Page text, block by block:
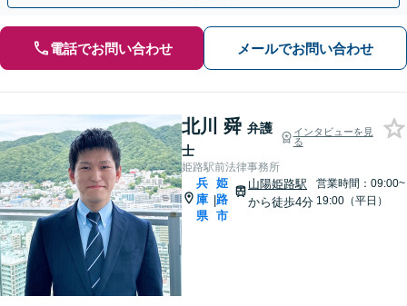
電話でお問い合わせ メールでお問い合わせ
北川 舜 弁護
士
インタビューを見
る
姫路駅前法律事務所
兵
庫
県
|
姫
路
市
山陽姫路駅
から徒歩4分
営業時間：09:00~
19:00（平日）